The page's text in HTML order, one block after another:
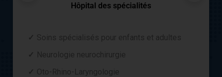
Hôpital des spécialités
Soins spécialisés pour enfants et adultes
Neurologie neurochirurgie
Oto-Rhino-Laryngologie